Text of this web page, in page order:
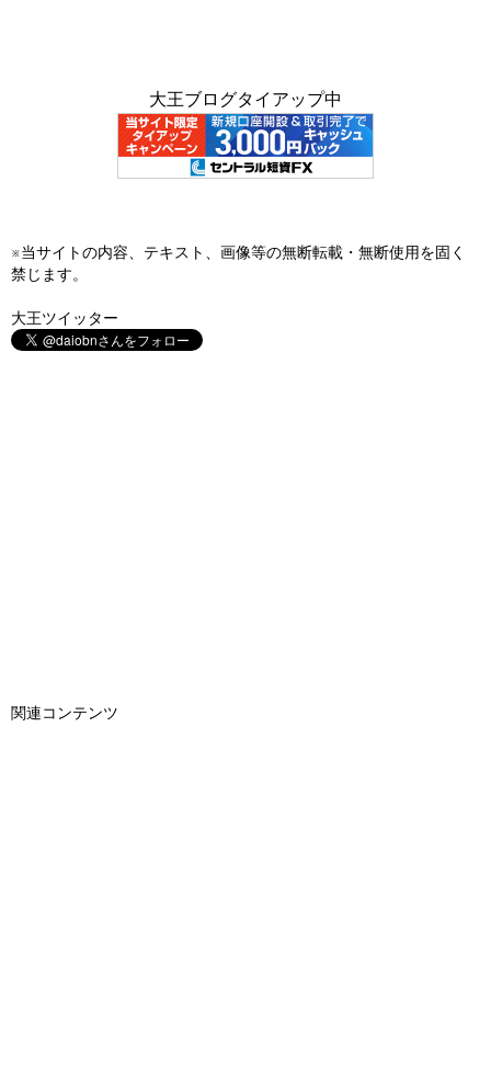
大王ブログタイアップ中
※当サイトの内容、テキスト、画像等の無断転載・無断使用を固く
禁じます。
大王ツイッター
関連コンテンツ